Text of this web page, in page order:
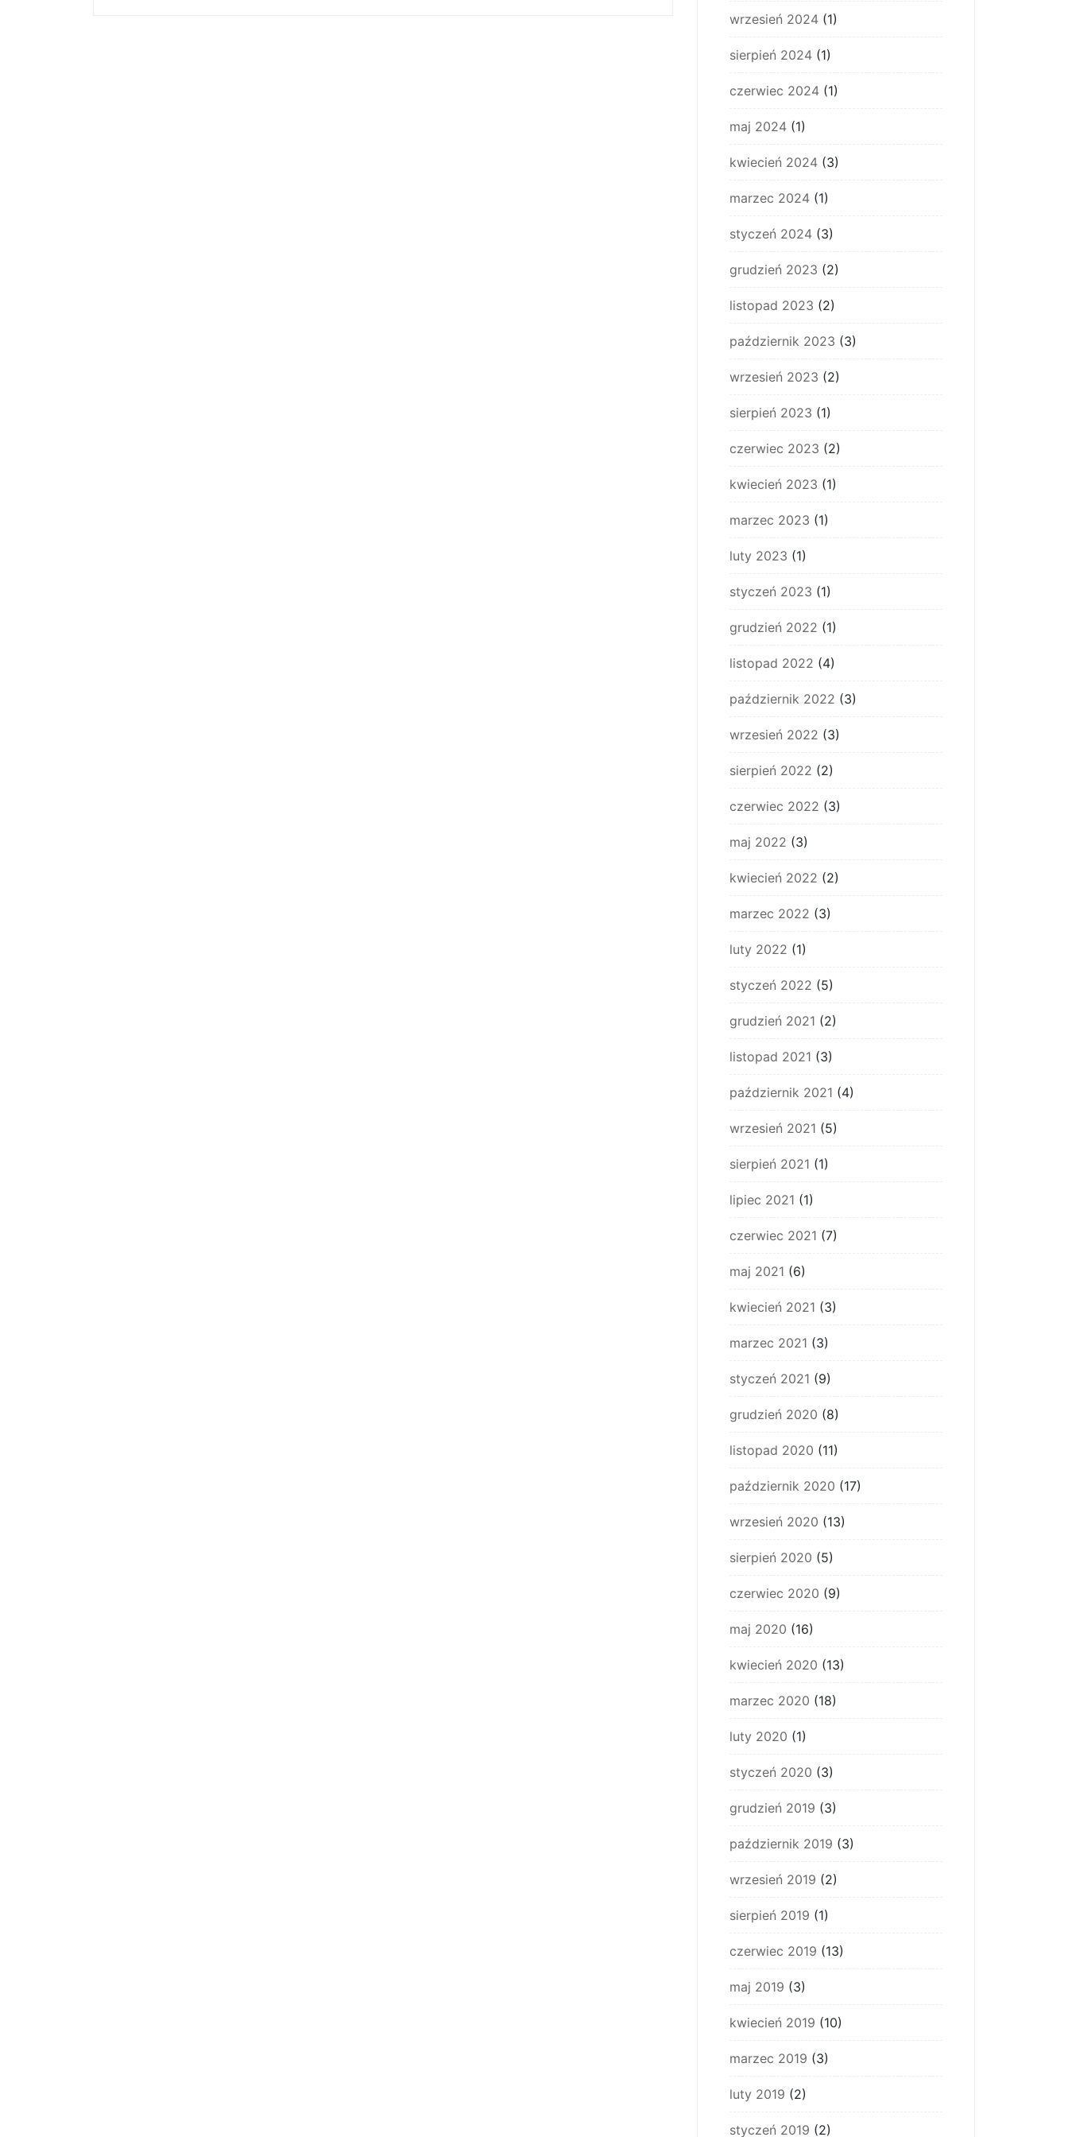
wrzesień 2024 (1)
sierpień 2024 (1)
czerwiec 2024 (1)
maj 2024 (1)
kwiecień 2024 (3)
marzec 2024 (1)
styczeń 2024 (3)
grudzień 2023 (2)
listopad 2023 (2)
październik 2023 (3)
wrzesień 2023 (2)
sierpień 2023 (1)
czerwiec 2023 (2)
kwiecień 2023 (1)
marzec 2023 (1)
luty 2023 (1)
styczeń 2023 (1)
grudzień 2022 (1)
listopad 2022 (4)
październik 2022 (3)
wrzesień 2022 (3)
sierpień 2022 (2)
czerwiec 2022 (3)
maj 2022 (3)
kwiecień 2022 (2)
marzec 2022 (3)
luty 2022 (1)
styczeń 2022 (5)
grudzień 2021 (2)
listopad 2021 (3)
październik 2021 (4)
wrzesień 2021 (5)
sierpień 2021 (1)
lipiec 2021 (1)
czerwiec 2021 (7)
maj 2021 (6)
kwiecień 2021 (3)
marzec 2021 (3)
styczeń 2021 (9)
grudzień 2020 (8)
listopad 2020 (11)
październik 2020 (17)
wrzesień 2020 (13)
sierpień 2020 (5)
czerwiec 2020 (9)
maj 2020 (16)
kwiecień 2020 (13)
marzec 2020 (18)
luty 2020 (1)
styczeń 2020 (3)
grudzień 2019 (3)
październik 2019 (3)
wrzesień 2019 (2)
sierpień 2019 (1)
czerwiec 2019 (13)
maj 2019 (3)
kwiecień 2019 (10)
marzec 2019 (3)
luty 2019 (2)
styczeń 2019 (2)